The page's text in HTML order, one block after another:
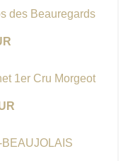
des Beauregards
1er Cru Morgeot